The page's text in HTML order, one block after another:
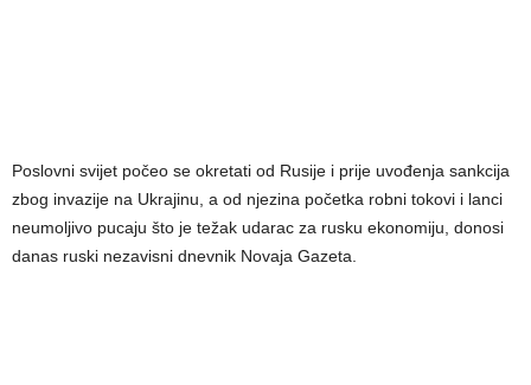
Poslovni svijet počeo se okretati od Rusije i prije uvođenja sankcija
zbog invazije na Ukrajinu, a od njezina početka robni tokovi i lanci
neumoljivo pucaju što je težak udarac za rusku ekonomiju, donosi
danas ruski nezavisni dnevnik Novaja Gazeta.